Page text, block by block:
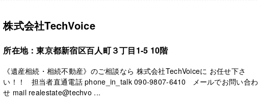
株式会社TechVoice
所在地：東京都新宿区百人町３丁目1-5 10階
《遺産相続・相続不動産》のご相談なら 株式会社TechVoiceに お任せ下さ
い！！ 担当者直通電話 phone_in_talk 090-9807-6410 メールでお問い合わ
せ mail realestate@techvo ...